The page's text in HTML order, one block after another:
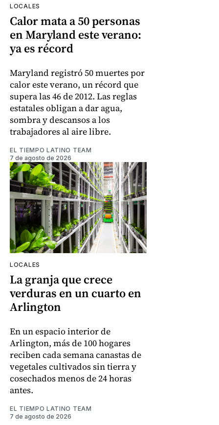
LOCALES
Calor mata a 50 personas
en Maryland este verano:
ya es récord
Maryland registró 50 muertes por
calor este verano, un récord que
supera las 46 de 2012. Las reglas
estatales obligan a dar agua,
sombra y descansos a los
trabajadores al aire libre.
EL TIEMPO LATINO TEAM
7 de agosto de 2026
LOCALES
La granja que crece
verduras en un cuarto en
Arlington
En un espacio interior de
Arlington, más de 100 hogares
reciben cada semana canastas de
vegetales cultivados sin tierra y
cosechados menos de 24 horas
antes.
EL TIEMPO LATINO TEAM
7 de agosto de 2026